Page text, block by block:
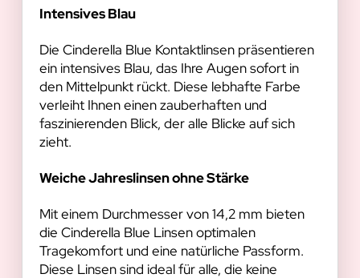
Intensives Blau
Die Cinderella Blue Kontaktlinsen präsentieren
ein intensives Blau, das Ihre Augen sofort in
den Mittelpunkt rückt. Diese lebhafte Farbe
verleiht Ihnen einen zauberhaften und
faszinierenden Blick, der alle Blicke auf sich
zieht.
Weiche Jahreslinsen ohne Stärke
Mit einem Durchmesser von 14,2 mm bieten
die Cinderella Blue Linsen optimalen
Tragekomfort und eine natürliche Passform.
Diese Linsen sind ideal für alle, die keine